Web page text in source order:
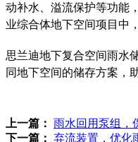
动补水、溢流保护等功能
业综合体地下空间项目中
思兰迪地下复合空间雨水
同地下空间的储存方案，
上一篇： 雨水回用泵组，
下一篇： 弃流装置，优化